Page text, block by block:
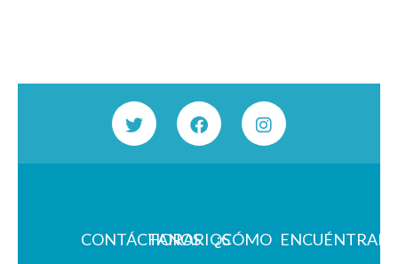
CONTÁCTANOS
HORARIOS¿CÓMO